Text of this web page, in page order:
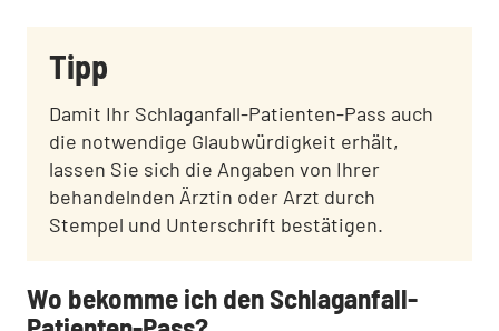
Tipp
Damit Ihr Schlaganfall-Patienten-Pass auch
die notwendige Glaubwürdigkeit erhält,
lassen Sie sich die Angaben von Ihrer
behandelnden Ärztin oder Arzt durch
Stempel und Unterschrift bestätigen.
Wo bekomme ich den Schlaganfall-